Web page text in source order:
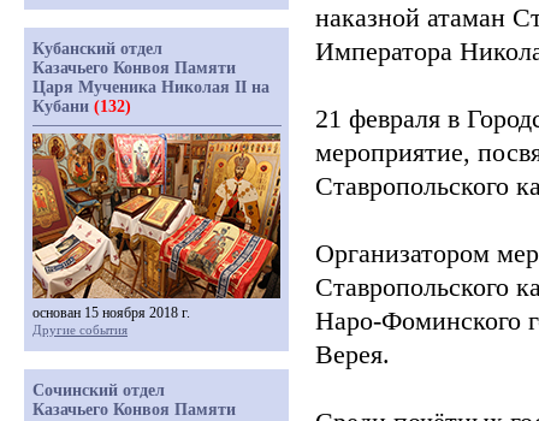
наказной атаман
Императора
21 февраля в
мероприятие,
Ставропольского
Организатором
Ставропольского
Наро-Фоминского
Верея.
Кубанский отдел
Казачьего Конвоя Памяти
Царя Мученика Николая II на
Кубани (132)
основан 15 ноября 2018 г.
Другие события
Сочинский отдел
Казачьего Конвоя Памяти